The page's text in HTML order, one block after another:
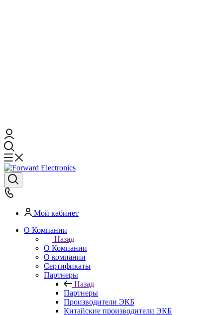
Мой кабинет
О Компании
Назад
О Компании
О компании
Сертификаты
Партнеры
Назад
Партнеры
Производители ЭКБ
Китайские производители ЭКБ